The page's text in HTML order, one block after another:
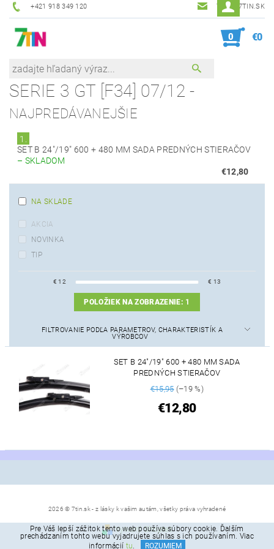
+421 918 349 120 7TIN@7TIN.SK
0 €0
SERIE 3 GT [F34] 07/12 -
NAJPREDÁVANEJŠIE
1.
SET B 24"/19" 600 + 480 MM SADA PREDNÝCH STIERAČOV
– SKLADOM
€12,80
NA SKLADE
AKCIA
NOVINKA
TIP
€12 € 13
POLOŽIEK NA ZOBRAZENIE: 1
FILTROVANIE PODĽA PARAMETROV, CHARAKTERISTÍK A
VÝROBCOV
SET B 24"/19" 600 + 480 MM SADA
PREDNÝCH STIERAČOV
€15,95(–19 %)
€12,80
2026 © 7tin.sk - z lásky k vašim autám, všetky práva vyhradené
Vytvoril Shoptet
Pre Váš lepší zážitok tento web používa súbory cookie. Ďalším
prechádzaním tohto webu vyjadrujete súhlas s ich používaním. Viac
informácií tu ROZUMIEM